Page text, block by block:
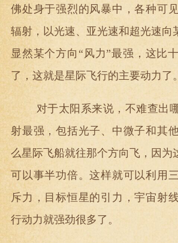
佛处身于强烈的风暴中，各种可
辐射，以光速、亚光速和超光速向
显然某个方向“风力”最强，这比
了，这就是星际飞行的主要动力了。
对于太阳系来说，不难查出
射最强，包括光子、中微子和其
么星际飞船就往那个方向飞，因为
可以事半功倍。这样就可以利用
斥力，目标恒星的引力，宇宙射
行动力就强劲很多了。